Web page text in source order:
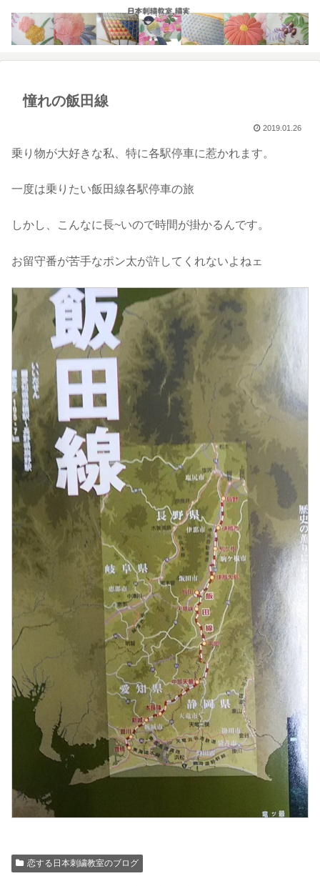
憧れの飯田線
2019.01.26
乗り物が大好きな私、特に各駅停車に惹かれます。
一度は乗りたい飯田線各駅停車の旅
しかし、こんなに長~いので時間が掛かるんです。
お留守番が苦手なポン太が許してくれないよねェ
恋する日本刺繍教室のブログ